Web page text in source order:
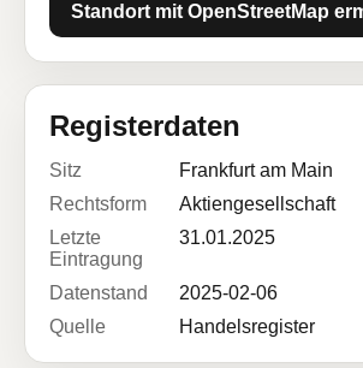
Standort mit OpenStreetMap
Registerdaten
Sitz
Frankfurt am Main
Rechtsform
Aktiengesellschaft
Letzte
Eintragung
31.01.2025
Datenstand
2025-02-06
Quelle
Handelsregister